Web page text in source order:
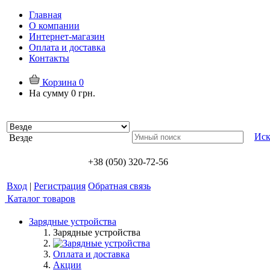
Главная
О компании
Интернет-магазин
Оплата и доставка
Контакты
Корзина 0
На сумму 0 грн.
Везде
+38 (050) 320-72-56
Вход | Регистрация Обратная связь
Каталог товаров
Зарядные устройства
Зарядные устройства
Оплата и доставка
Акции